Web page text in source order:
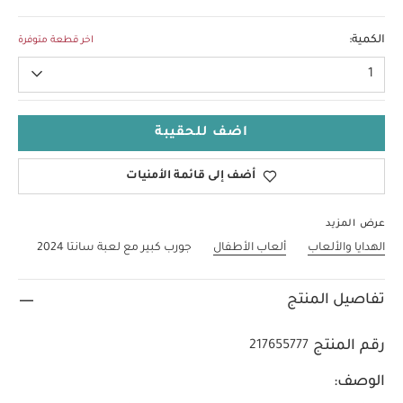
الكمية: اخر قطعة متوفرة
1
اضف للحقيبة
أضف إلى قائمة الأمنيات
عرض المزيد
الهدايا والألعاب ألعاب الأطفال جورب كبير مع لعبة سانتا 2024
تفاصيل المنتج
رقم المنتج 217655777
الوصف: